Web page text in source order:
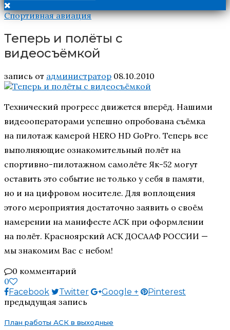
Спортивная авиация
Теперь и полёты с
видеосъёмкой
запись от администратор 08.10.2010
Технический прогресс движется вперёд. Нашими
видеооператорами успешно опробована съёмка
на пилотаж камерой HERO HD GoPro. Теперь все
выполняющие ознакомительный полёт на
спортивно-пилотажном самолёте Як-52 могут
оставить это событие не только у себя в памяти,
но и на цифровом носителе. Для воплощения
этого мероприятия достаточно заявить о своём
намерении на манифесте АСК при оформлении
на полёт. Красноярский АСК ДОСААФ РОССИИ —
мы знакомим Вас с небом!
0 комментарий
0
Facebook Twitter Google + Pinterest
предыдущая запись
План работы АСК в выходные